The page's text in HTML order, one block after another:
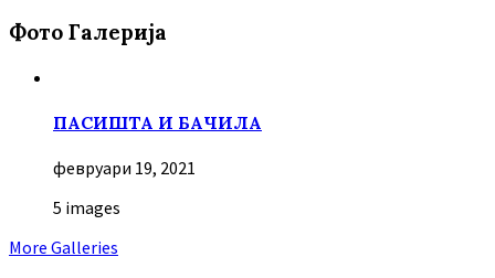
Фото Галерија
ПАСИШТА И БАЧИЛА
февруари 19, 2021
5 images
More Galleries